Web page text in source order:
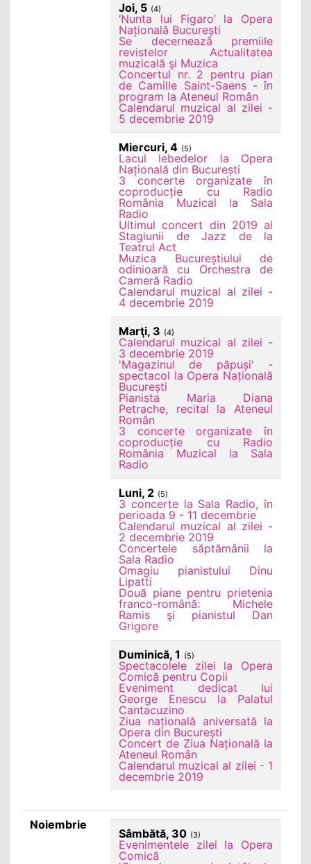
Joi, 5 (4)
‘Nunta lui Figaro’ la Opera
Națională București
Se decernează premiile
revistelor Actualitatea
muzicală şi Muzica
Concertul nr. 2 pentru pian
de Camille Saint-Saens - în
program la Ateneul Român
Calendarul muzical al zilei -
5 decembrie 2019
Miercuri, 4 (5)
Lacul lebedelor la Opera
Națională din București
3 concerte organizate în
coproducție cu Radio
România Muzical la Sala
Radio
Ultimul concert din 2019 al
Stagiunii de Jazz de la
Teatrul Act
Muzica Bucureștiului de
odinioară cu Orchestra de
Cameră Radio
Calendarul muzical al zilei -
4 decembrie 2019
Marţi, 3 (4)
Calendarul muzical al zilei -
3 decembrie 2019
'Magazinul de păpuși' -
spectacol la Opera Națională
București
Pianista Maria Diana
Petrache, recital la Ateneul
Român
3 concerte organizate în
coproducție cu Radio
România Muzical la Sala
Radio
Luni, 2 (5)
3 concerte la Sala Radio, în
perioada 9 - 11 decembrie
Calendarul muzical al zilei -
2 decembrie 2019
Concertele săptămânii la
Sala Radio
Omagiu pianistului Dinu
Lipatti
Două piane pentru prietenia
franco-română: Michele
Ramis şi pianistul Dan
Grigore
Duminică, 1 (5)
Spectacolele zilei la Opera
Comică pentru Copii
Eveniment dedicat lui
George Enescu la Palatul
Cantacuzino
Ziua națională aniversată la
Opera din București
Concert de Ziua Națională la
Ateneul Român
Calendarul muzical al zilei - 1
decembrie 2019
Noiembrie
Sâmbătă, 30 (3)
Evenimentele zilei la Opera
Comică